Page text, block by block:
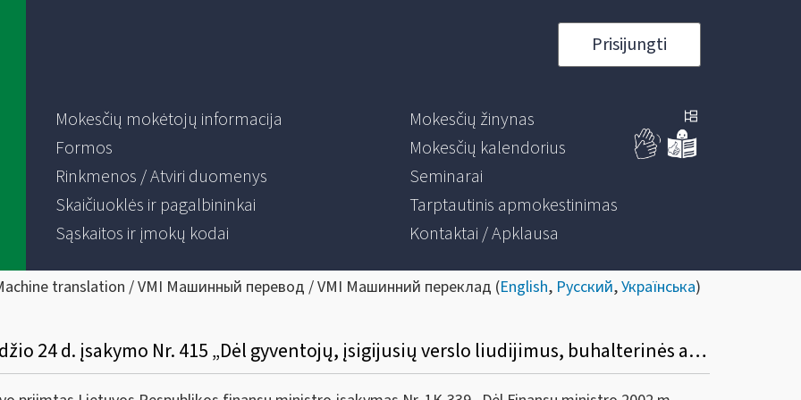
Prisijungti
Mokesčių mokėtojų informacija
Formos
Rinkmenos / Atviri duomenys
Skaičiuoklės ir pagalbininkai
Sąskaitos ir įmokų kodai
Mokesčių žinynas
Mokesčių kalendorius
Seminarai
Tarptautinis apmokestinimas
Kontaktai / Apklausa
translation / VMI Машинный перевод / VMI Машинний переклад (English, Русский,Українська)
Dėl LR finansų ministro 2002 m. gruodžio 24 d. įsakymo Nr. 415 „Dėl gyventojų, įsigijusių verslo liudijimus, buhalterinės apskaitos taisyklių patvirtinimo“ pakeitimo